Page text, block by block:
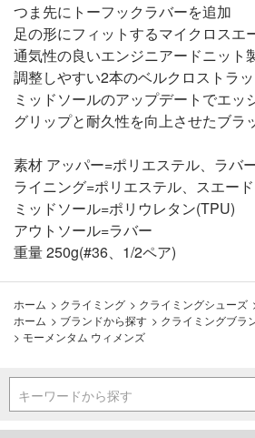
つま先にトーフックラバーを追加
足の形にフィットするマイクロスエ
通気性の良いエンジニアードニット
調整しやすい2本のベルクロストラ
ミッドソールのアップデートでエッ
グリップと耐久性を向上させたブラ
素材 アッパー=ポリエステル、ラバ
ライニング=ポリエステル、スエード
ミッドソール=ポリウレタン(TPU)
アウトソール=ラバー
重量 250g(#36、1/2ペア)
ホーム > クライミング > クライミングシューズ
ホーム > ブランドから探す > クライミングブラ
> モーメンタム ウィメンズ
キーワードから探す